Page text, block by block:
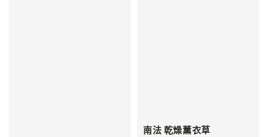
南法 乾燥薰衣草